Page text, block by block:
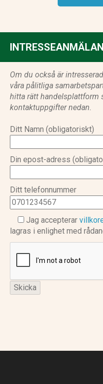
INTRESSEANMÄLAN
Om du också är
våra pålitliga
hitta rätt handelsplattform
kontaktuppgifter nedan.
Ditt Namn (obligatoriskt)
Din epost-adress
Ditt telefonnummer
Jag accepterar
lagras i enlighet med